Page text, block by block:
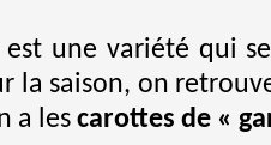
est une variété qui
la saison, on
a les carottes de «